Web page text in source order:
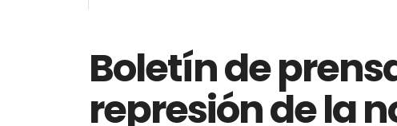
Boletín de
represión de la